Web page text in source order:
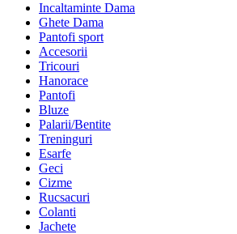
Incaltaminte Dama
Ghete Dama
Pantofi sport
Accesorii
Tricouri
Hanorace
Pantofi
Bluze
Palarii/Bentite
Treninguri
Esarfe
Geci
Cizme
Rucsacuri
Colanti
Jachete